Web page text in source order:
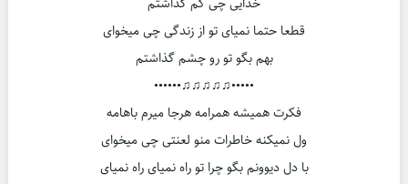
قطعا حتما نمیای تو از زندگی چی میخوای
بهم بگو تو رو چشم گذاشتم
•••••♫♫♫♫♫••••••
فکرت همیشه همرامه هرجا میرم باهامه
ول نمیکنه خاطرات منو لعنتی چی میخوای
با دل دیوونم بگو چرا تو راه نمیای راه نمیای